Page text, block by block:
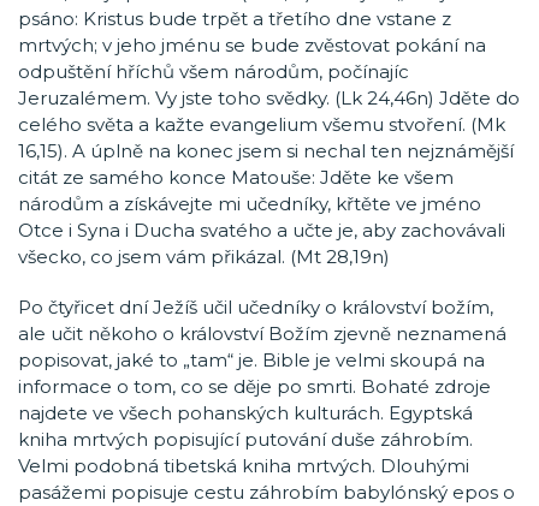
psáno: Kristus bude trpět a třetího dne vstane z
mrtvých; v jeho jménu se bude zvěstovat pokání na
odpuštění hříchů všem národům, počínajíc
Jeruzalémem. Vy jste toho svědky. (Lk 24,46n) Jděte do
celého světa a kažte evangelium všemu stvoření. (Mk
16,15). A úplně na konec jsem si nechal ten nejznámější
citát ze samého konce Matouše: Jděte ke všem
národům a získávejte mi učedníky, křtěte ve jméno
Otce i Syna i Ducha svatého a učte je, aby zachovávali
všecko, co jsem vám přikázal. (Mt 28,19n)
Po čtyřicet dní Ježíš učil učedníky o království božím,
ale učit někoho o království Božím zjevně neznamená
popisovat, jaké to „tam“ je. Bible je velmi skoupá na
informace o tom, co se děje po smrti. Bohaté zdroje
najdete ve všech pohanských kulturách. Egyptská
kniha mrtvých popisující putování duše záhrobím.
Velmi podobná tibetská kniha mrtvých. Dlouhými
pasážemi popisuje cestu záhrobím babylónský epos o